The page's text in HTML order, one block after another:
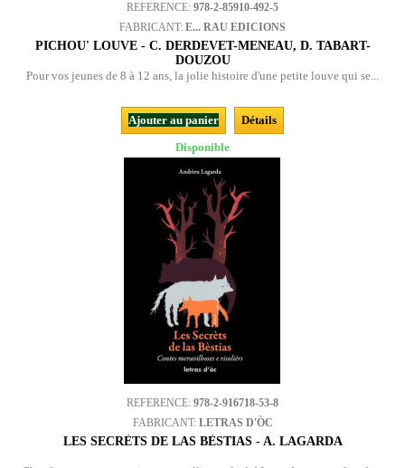
REFERENCE: 978-2-85910-492-5
FABRICANT: E... RAU EDICIONS
PICHOU' LOUVE - C. DERDEVET-MENEAU, D. TABART-
DOUZOU
Pour vos jeunes de 8 à 12 ans, la jolie histoire d'une petite louve qui se...
Ajouter au panier
Détails
Disponible
REFERENCE: 978-2-916718-53-8
FABRICANT: LETRAS D'ÒC
LES SECRÈTS DE LAS BÈSTIAS - A. LAGARDA